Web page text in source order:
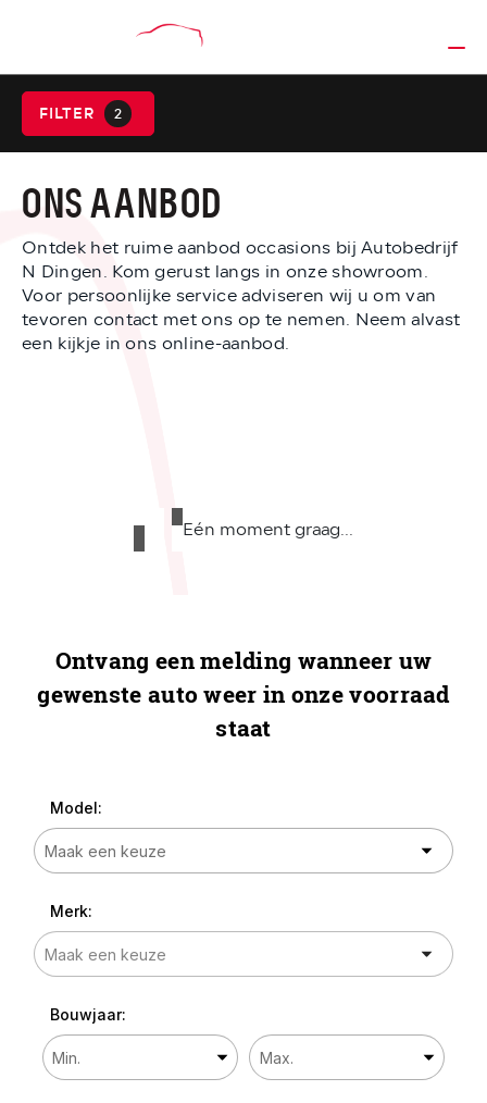
ONS AANBOD
Ontdek het ruime aanbod occasions bij Autobedrijf
N Dingen. Kom gerust langs in onze showroom.
Voor persoonlijke service adviseren wij u om van
tevoren contact met ons op te nemen. Neem alvast
een kijkje in ons online-aanbod.
FILTER 2
Eén moment graag...
Ontvang een melding wanneer uw
gewenste auto weer in onze voorraad
staat
Model:
Merk:
Bouwjaar: